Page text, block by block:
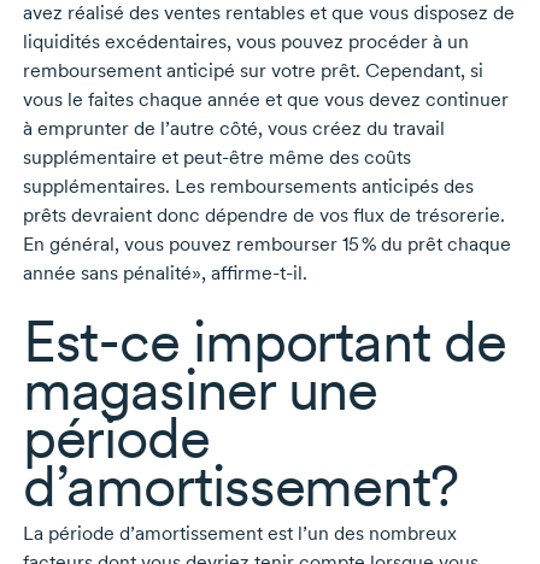
avez réalisé des ventes rentables et que vous disposez de
liquidités excédentaires, vous pouvez procéder à un
remboursement anticipé sur votre prêt. Cependant, si
vous le faites chaque année et que vous devez continuer
à emprunter de l’autre côté, vous créez du travail
supplémentaire et peut-être même des coûts
supplémentaires. Les remboursements anticipés des
prêts devraient donc dépendre de vos flux de trésorerie.
En général, vous pouvez rembourser 15 %du prêt chaque
année sans pénalité», affirme-t-il.
Est-ce important de
magasiner une
période
d’amortissement?
La période d’amortissement est l’un des nombreux